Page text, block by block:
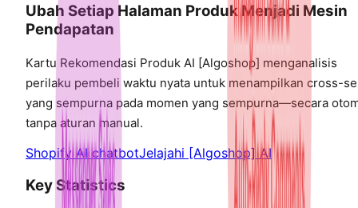
Ubah Setiap Halaman Produk Menjadi Mesin
Pendapatan
Kartu Rekomendasi Produk AI [Algoshop] menganalisis
perilaku pembeli waktu nyata untuk menampilkan cross-
yang sempurna pada momen yang sempurna—secara
tanpa aturan manual.
Shopify AI chatbotJelajahi [Algoshop] AI
Key Statistics